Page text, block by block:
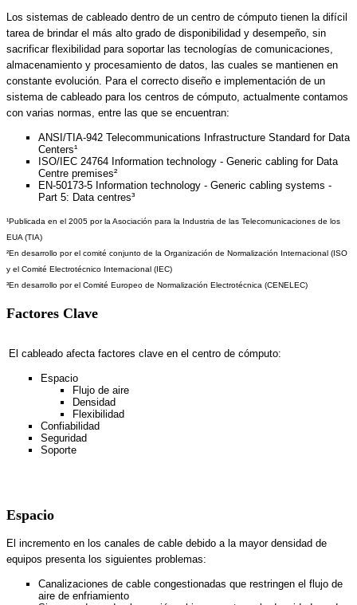
Los sistemas de cableado dentro de un centro de cómputo tienen la difícil
tarea de brindar el más alto grado de disponibilidad y desempeño, sin
sacrificar flexibilidad para soportar las tecnologías de comunicaciones,
almacenamiento y procesamiento de datos, las cuales se mantienen en
constante evolución. Para el correcto diseño e implementación de un
sistema de cableado para los centros de cómputo, actualmente contamos
con varias normas, entre las que se encuentran:
ANSI/TIA-942 Telecommunications Infrastructure Standard for Data
Centers¹
ISO/IEC 24764 Information technology - Generic cabling for Data
Centre premises²
EN-50173-5 Information technology - Generic cabling systems -
Part 5: Data centres³
¹Publicada en el 2005 por la Asociación para la Industria de las Telecomunicaciones de los
EUA (TIA)
²En desarrollo por el comité conjunto de la Organización de Normalización Internacional (ISO
y el Comité Electrotécnico Internacional (IEC)
³En desarrollo por el Comité Europeo de Normalización Electrotécnica (CENELEC)
Factores Clave
El cableado afecta factores clave en el centro de cómputo:
Espacio
Flujo de aire
Densidad
Flexibilidad
Confiabilidad
Seguridad
Soporte
Espacio
El incremento en los canales de cable debido a la mayor densidad de
equipos presenta los siguientes problemas:
Canalizaciones de cable congestionadas que restringen el flujo de
aire de enfriamiento